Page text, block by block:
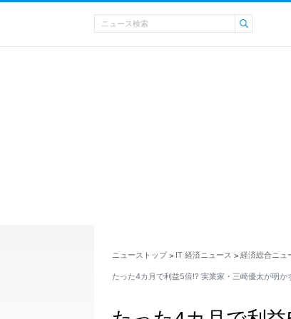
ニューストップ > IT 経済ニュース > 経済総合ニュ
たった4カ月で利益5倍!? 実業家・三崎優太が明